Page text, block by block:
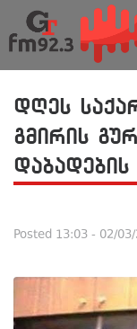
დღეს
გმირის
Posted 13:03 - 02/